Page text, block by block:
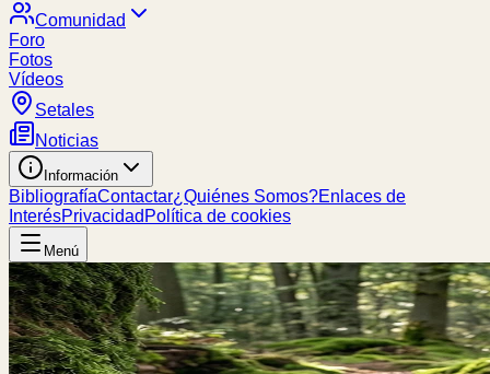
Comunidad
Foro
Fotos
Vídeos
Setales
Noticias
Información
BibliografíaContactar¿Quiénes Somos?Enlaces de
InterésPrivacidad Política de cookies
Menú